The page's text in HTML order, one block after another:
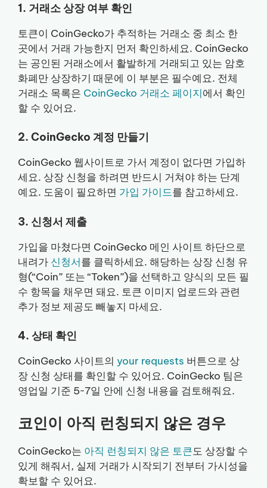
1. 거래소 상장 여부 확인
토큰이 CoinGecko가 추적하는 거래소 중 최소 한
곳에서 거래 가능한지 먼저 확인하세요. CoinGecko
는 공인된 거래소에서 활발하게 거래되고 있는 암호
화폐만 상장하기 때문에 이 부분은 필수예요. 전체
거래소 목록은 CoinGecko 거래소 페이지에서 확인
할 수 있어요.
2. CoinGecko 계정 만들기
CoinGecko 웹사이트로 가서 계정이 없다면 가입하
세요. 상장 신청을 하려면 반드시 거쳐야 하는 단계
예요. 도움이 필요하면 가입 가이드를 참고하세요.
3. 신청서 제출
가입을 마쳤다면 CoinGecko 메인 사이트 하단으로
내려가 신청서를 클릭하세요. 해당하는 상장 신청 유
형(“Coin” 또는 “Token”)을 선택하고 양식의 모든 필
수 항목을 채우면 돼요. 토큰 이미지 업로드와 관련
추가 정보 제공도 빼놓지 마세요.
4. 상태 확인
CoinGecko 사이트의 your requests 버튼으로 상
장 신청 상태를 확인할 수 있어요. CoinGecko 팀은
영업일 기준 5~7일 안에 신청 내용을 검토해줘요.
코인이 아직 런칭되지 않은 경우
CoinGecko는 아직 런칭되지 않은 토큰도 상장할 수
있게 해줘서, 실제 거래가 시작되기 전부터 가시성을
확보할 수 있어요.